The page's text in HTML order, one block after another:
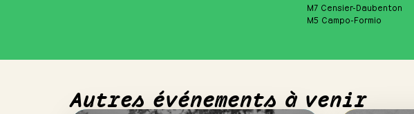
M7 Censier-Daubenton
M5 Campo-Formio
Autres événements à venir